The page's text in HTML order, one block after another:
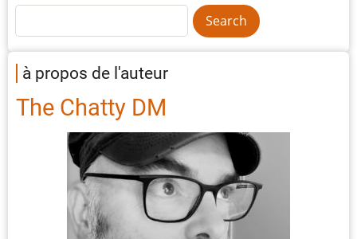
à propos de l'auteur
The Chatty DM